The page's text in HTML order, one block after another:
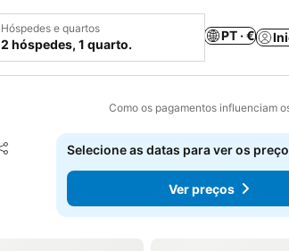
Hóspedes e quartos
2 hóspedes, 1 quarto.
PT · €
Como os pagamentos influenciam
Partilhar
Adicionar aos favoritos
Selecione as datas para ver os
Ver preços